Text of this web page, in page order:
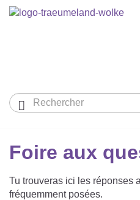
Aperçu des textiles
Notre pays de rêve
PRODUCTION


Foire aux
Tu trouveras ici les réponses
fréquemment posées.